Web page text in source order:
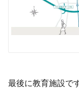
最後に教育施設で